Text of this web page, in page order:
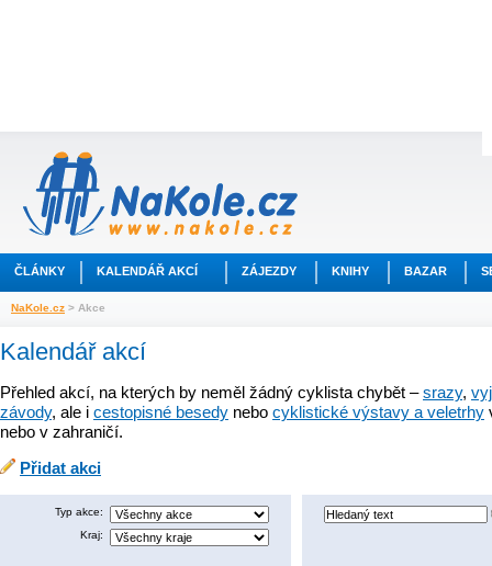
ČLÁNKY KALENDÁŘ AKCÍ ZÁJEZDY KNIHY BAZAR
NaKole.cz > Akce
Kalendář akcí
Přehled akcí, na kterých by neměl žádný cyklista chybět –srazy,
závody, ale i cestopisné besedy nebo cyklistické výstavy a veletrhy
nebo v zahraničí.
Přidat akci
Typ akce:
Kraj: